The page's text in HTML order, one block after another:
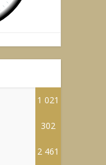
1 021
302
2 461